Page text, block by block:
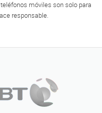
móviles son solo para
responsable.